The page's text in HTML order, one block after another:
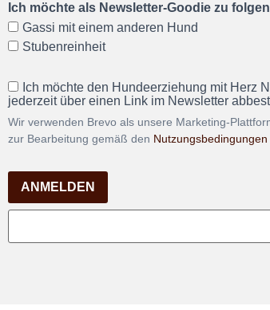
Ich möchte als Newsletter-Goodie zu
Gassi mit einem anderen Hund
Stubenreinheit
Ich möchte den Hundeerziehung mit Herz
jederzeit über einen Link im Newsletter
Wir verwenden Brevo als unsere Marketing-
zur Bearbeitung gemäß den Nutzungsbedingungen
ANMELDEN